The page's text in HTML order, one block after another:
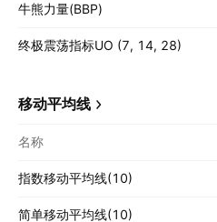
牛熊力量(BBP)
终极震荡指标UO (7, 14, 28)
移动平均线
名称
指数移动平均线(10)
简单移动平均线(10)